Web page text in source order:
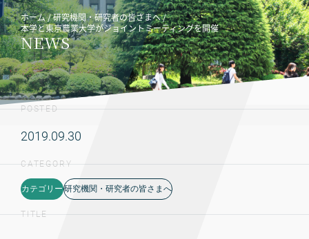
ホーム
研究機関・研究者の皆さまへ
本学と東京農業大学がジョイントミーティングを開催
NEWS
POSTED
2019.09.30
CATEGORY
カテゴリー 研究機関・研究者の皆さまへ
TITLE